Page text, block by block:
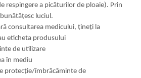
respingere a picăturilor de ploaie). Prin
luciul.
consultarea medicului, ţineţi la
eticheta produsului
de utilizare
în mediu
protecţie/îmbrăcăminte de